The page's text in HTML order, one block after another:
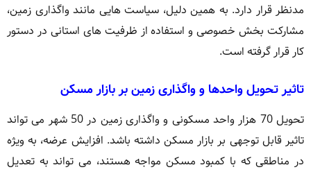
مدنظر قرار دارد. به همین دلیل، سیاست هایی مانند واگذاری زمین،
مشارکت بخش خصوصی و استفاده از ظرفیت های استانی در دستور
کار قرار گرفته است.
تاثیر تحویل واحدها و واگذاری زمین بر بازار مسکن
تحویل 70 هزار واحد مسکونی و واگذاری زمین در 50 شهر می تواند
تاثیر قابل توجهی بر بازار مسکن داشته باشد. افزایش عرضه، به ویژه
در مناطقی که با کمبود مسکن مواجه هستند، می تواند به تعدیل